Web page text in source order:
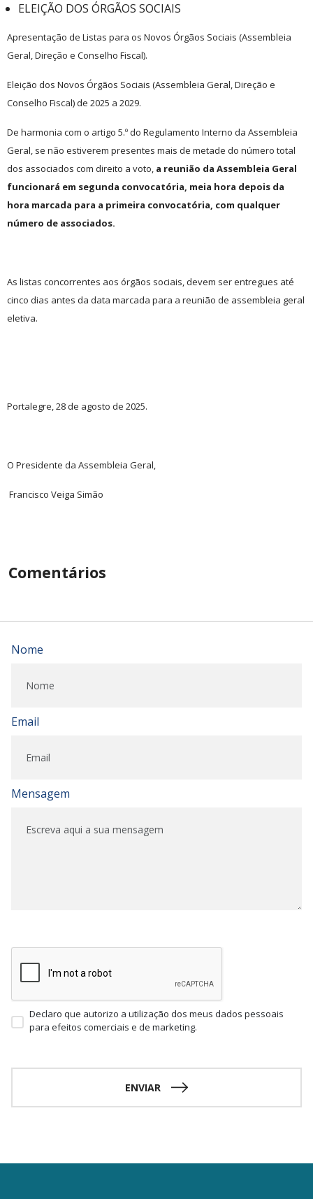
ELEIÇÃO DOS ÓRGÃOS SOCIAIS
Apresentação de Listas para os Novos Órgãos Sociais (Assembleia
Geral, Direção e Conselho Fiscal).
Eleição dos Novos Órgãos Sociais (Assembleia Geral, Direção e
Conselho Fiscal) de 2025 a 2029.
De harmonia com o artigo 5.º do Regulamento Interno da Assembleia
Geral, se não estiverem presentes mais de metade do número total
dos associados com direito a voto, a reunião da Assembleia Geral
funcionará em segunda convocatória, meia hora depois da
hora marcada para a primeira convocatória, com qualquer
número de associados.
As listas concorrentes aos órgãos sociais, devem ser entregues até
cinco dias antes da data marcada para a reunião de assembleia geral
eletiva.
Portalegre, 28 de agosto de 2025.
O Presidente da Assembleia Geral,
Francisco Veiga Simão
Comentários
Nome
Email
Mensagem
Declaro que autorizo a utilização dos meus dados pessoais
para efeitos comerciais e de marketing.
ENVIAR